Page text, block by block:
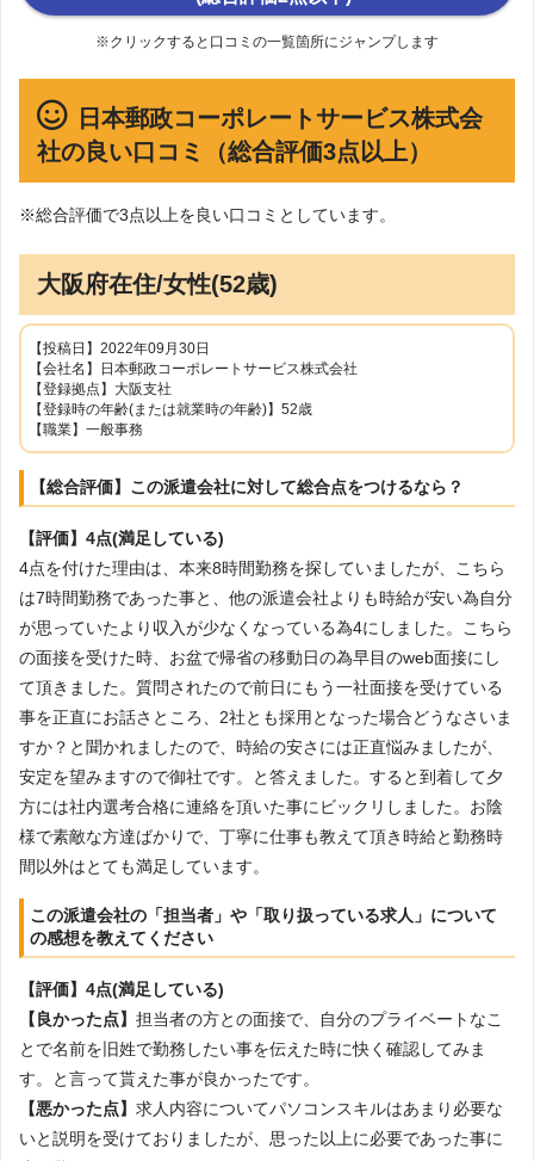
※クリックすると口コミの一覧箇所にジャンプします
日本郵政コーポレートサービス株式会
社の良い口コミ（総合評価3点以上）
※総合評価で3点以上を良い口コミとしています。
大阪府在住/女性(52歳)
【投稿日】2022年09月30日
【会社名】日本郵政コーポレートサービス株式会社
【登録拠点】大阪支社
【登録時の年齢(または就業時の年齢)】52歳
【職業】一般事務
【総合評価】この派遣会社に対して総合点をつけるなら？
【評価】4点(満足している)
4点を付けた理由は、本来8時間勤務を探していましたが、こちら
は7時間勤務であった事と、他の派遣会社よりも時給が安い為自分
が思っていたより収入が少なくなっている為4にしました。こちら
の面接を受けた時、お盆で帰省の移動日の為早目のweb面接にし
て頂きました。質問されたので前日にもう一社面接を受けている
事を正直にお話さところ、2社とも採用となった場合どうなさいま
すか？と聞かれましたので、時給の安さには正直悩みましたが、
安定を望みますので御社です。と答えました。すると到着して夕
方には社内選考合格に連絡を頂いた事にビックリしました。お陰
様で素敵な方達ばかりで、丁寧に仕事も教えて頂き時給と勤務時
間以外はとても満足しています。
この派遣会社の「担当者」や「取り扱っている求人」について
の感想を教えてください
【評価】4点(満足している)
【良かった点】 担当者の方との面接で、自分のプライベートなこ
とで名前を旧姓で勤務したい事を伝えた時に快く確認してみま
す。と言って貰えた事が良かったです。
【悪かった点】 求人内容についてパソコンスキルはあまり必要な
いと説明を受けておりましたが、思った以上に必要であった事に